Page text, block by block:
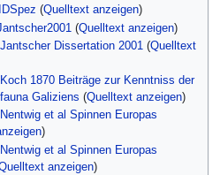
(Quelltext anzeigen)
(Quelltext anzeigen)
Dissertation 2001 (Quelltext
1870 Beiträge zur Kenntniss der
Galiziens (Quelltext anzeigen)
et al Spinnen Europas
)
et al Spinnen Europas
anzeigen)